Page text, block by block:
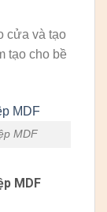
cửa và tạo
tạo cho bề
MDF
MDF